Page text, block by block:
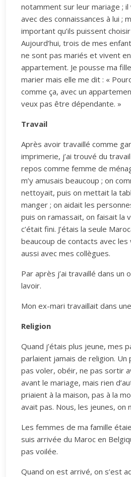
notamment sur leur mariage ;
avec des connaissances à lui ;
important qu’ils puissent
Aujourd’hui, trois de mes
ne sont pas mariés et vivent
appartement. Je pousse ma
marier mais elle me dit : «
comme ça, avec un
veux pas être dépendante. »
Travail
Après avoir travaillé comme
imprimerie, j’ai trouvé du
repos comme femme de
m’y amusais beaucoup ; on
nettoyait, puis on mettait la
manger ; on aidait les
puis on ramassait, on faisait la
c’était fini. J’étais la seule
beaucoup de contacts avec
aussi avec mes collègues.
Par après j’ai travaillé dans un
lavoir.
Mon ex-mari travaillait dans
Religion
Quand j’étais plus jeune, mes
parlaient jamais de religion. Un
pas voler, obéir, ne pas sortir
avant le mariage, mais rien
priaient à la maison, pas à la
avait pas. Nous, les jeunes, on
Les femmes de ma famille
suis arrivée du Maroc en
pas voilée.
Quand on est arrivé, on s’est